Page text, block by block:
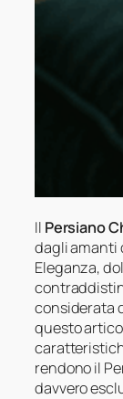
Il Persiano
dagli amanti
Eleganza,
considerata
questo
rendono il
davvero